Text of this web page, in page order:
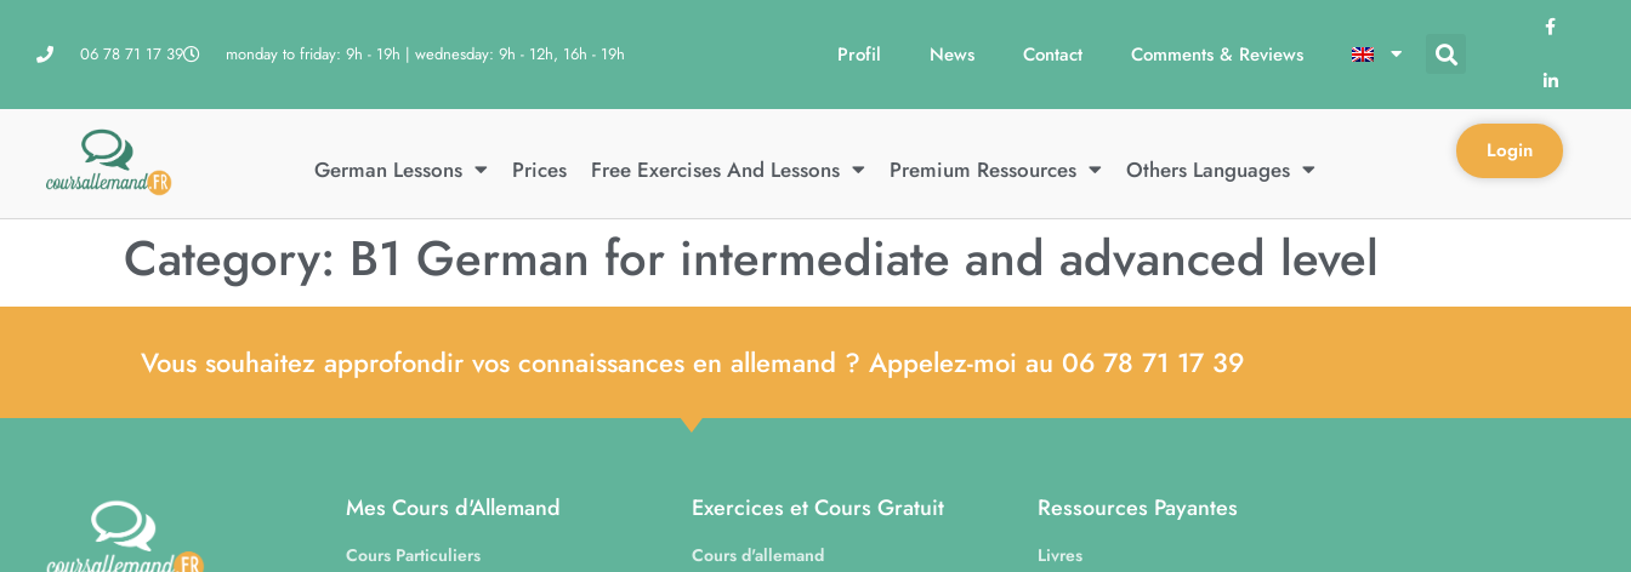
06 78 71 17 39 monday to friday: 9h - 19h | wednesday: 9h - 12h, 16h - 19h Profil News Contact Comments & Reviews
German Lessons Prices Free Exercises And Lessons Premium Ressources Others Languages
Login
Category: B1 German for intermediate and advanced level
Vous souhaitez approfondir vos connaissances en allemand ? Appelez-moi au 06 78 71 17 39
Mes Cours d'Allemand
Cours Particuliers
Exercices et Cours Gratuit
Cours d'allemand
Ressources Payantes
Livres